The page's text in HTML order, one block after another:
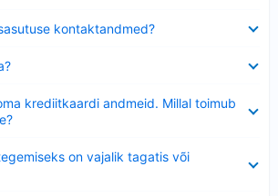
kontaktandmed?
krediitkaardi andmeid. Millal toimub
on vajalik tagatis või